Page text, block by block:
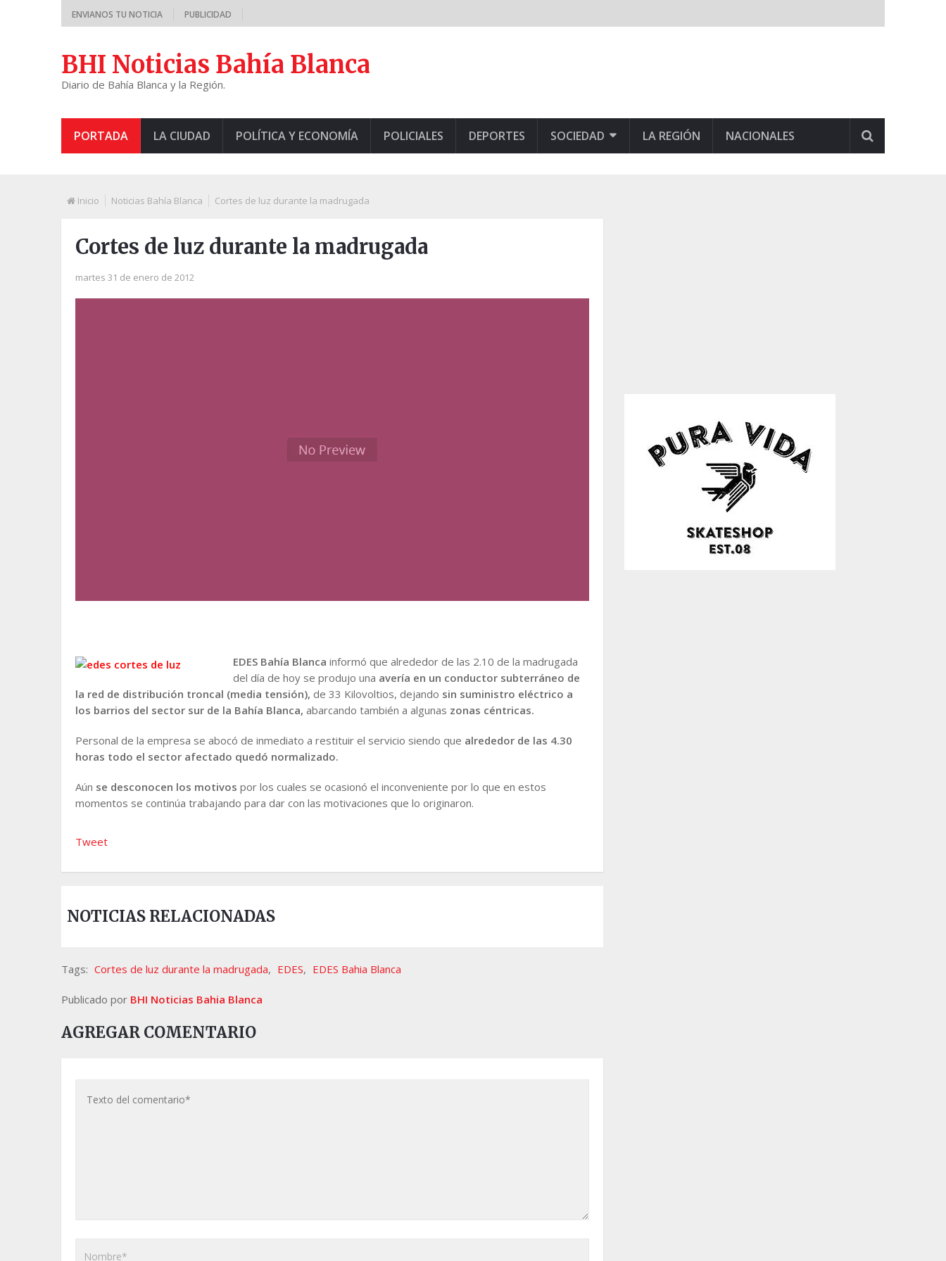
ENVIANOS TU NOTICIA PUBLICIDAD
BHI Noticias Bahía Blanca
Diario de Bahía Blanca y la Región.
PORTADA LA CIUDAD POLÍTICA Y ECONOMÍA POLICIALES DEPORTES SOCIEDAD LA REGIÓN NACIONALES
Inicio Noticias Bahía Blanca Cortes de luz durante la madrugada
Cortes de luz durante la madrugada
martes 31 de enero de 2012
EDES Bahía Blanca informó que alrededor de las 2.10 de la madrugada
del día de hoy se produjo una avería en un conductor subterráneo de
la red de distribución troncal (media tensión), de 33 Kilovoltios, dejando sin suministro eléctrico a
los barrios del sector sur de la Bahía Blanca, abarcando también a algunas zonas céntricas.
Personal de la empresa se abocó de inmediato a restituir el servicio siendo que alrededor de las 4.30
horas todo el sector afectado quedó normalizado.
Aún se desconocen los motivos por los cuales se ocasionó el inconveniente por lo que en estos
momentos se continúa trabajando para dar con las motivaciones que lo originaron.
Tweet
NOTICIAS RELACIONADAS
Tags: Cortes de luz durante la madrugada, EDES, EDES Bahia Blanca
Publicado por BHI Noticias Bahia Blanca
AGREGAR COMENTARIO